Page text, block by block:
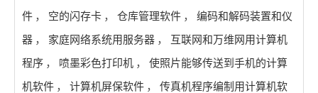
件 ， 空的闪存卡 ， 仓库管理软件 ，
编码和解码装置和仪
器 ， 家庭网络系统用服务器 ，
互联网和万维网用计算机
程序 ， 喷墨彩色打印机 ，
使照片能够传送到手机的计算
机软件 ， 计算机屏保软件 ，
传真机程序编制用计算机软